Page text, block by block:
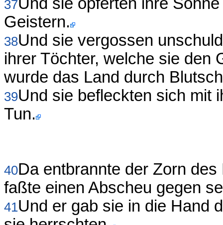
37
Geistern.
38Und sie vergossen
ihrer Töchter, welche sie den
wurde das Land durch
39Und sie befleckten sich mit
Tun.
40Da entbrannte der Zorn
faßte einen Abscheu gegen
41Und er gab sie in die Hand